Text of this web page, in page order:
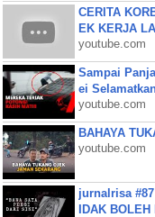
CERITA
EK KERJA
youtube.com
Sampai
ei
youtube.com
BAHAYA
youtube.com
jurnalrisa
IDAK